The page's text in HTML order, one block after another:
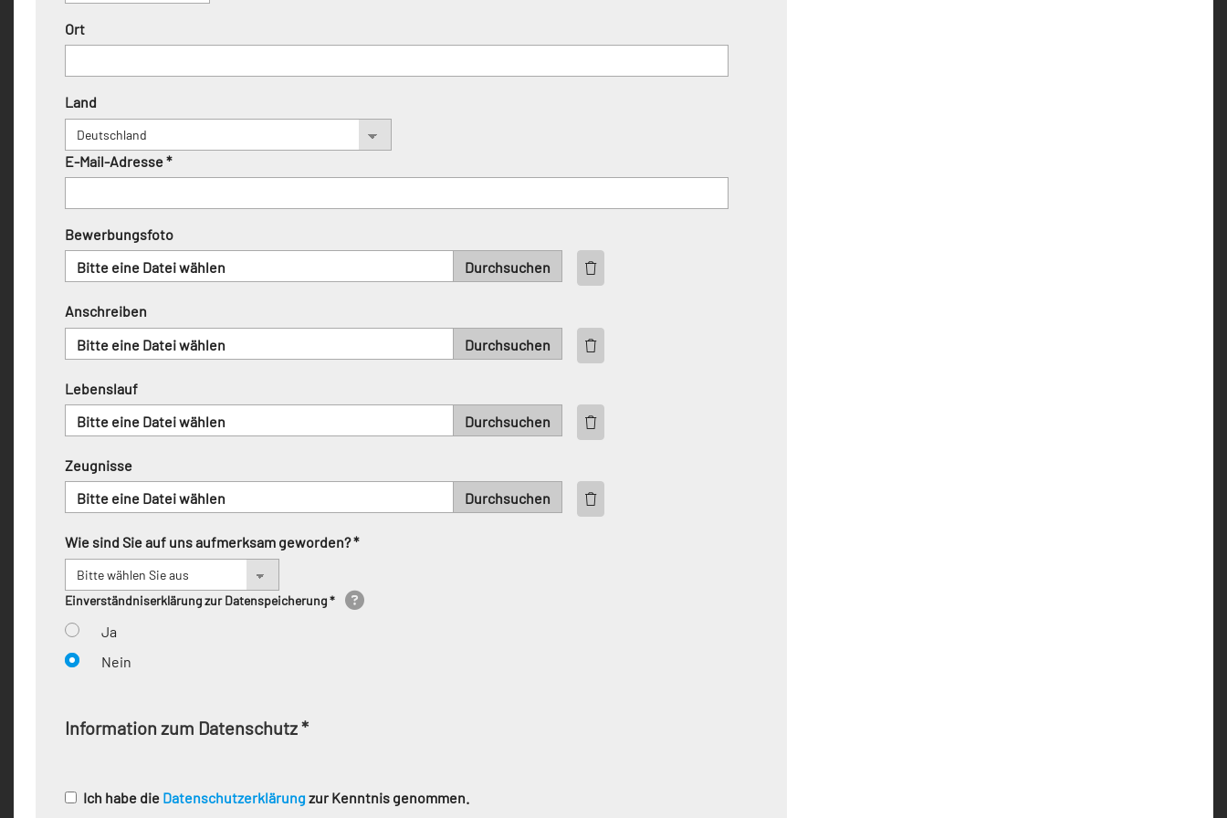
Ort
Land
E-Mail-Adresse *
Bewerbungsfoto
Bitte eine Datei wählen
Anschreiben
Bitte eine Datei wählen
Lebenslauf
Bitte eine Datei wählen
Zeugnisse
Bitte eine Datei wählen
Wie sind Sie auf uns aufmerksam geworden? *
Einverständniserklärung zur Datenspeicherung *
Ja
Nein
Information zum Datenschutz*
Ich habe die Datenschutzerklärung zur Kenntnis genommen.